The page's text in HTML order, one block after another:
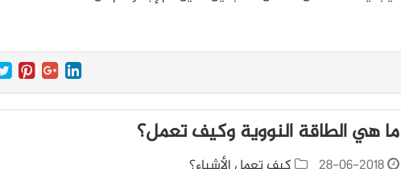
ما هي الطاقة النووية وكيف تعمل؟